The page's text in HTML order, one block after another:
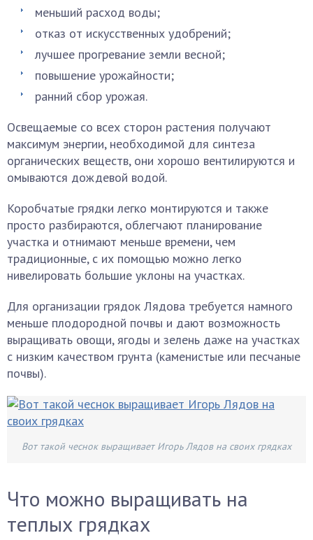
меньший расход воды;
отказ от искусственных удобрений;
лучшее прогревание земли весной;
повышение урожайности;
ранний сбор урожая.
Освещаемые со всех сторон растения получают
максимум энергии, необходимой для синтеза
органических веществ, они хорошо вентилируются и
омываются дождевой водой.
Коробчатые грядки легко монтируются и также
просто разбираются, облегчают планирование
участка и отнимают меньше времени, чем
традиционные, с их помощью можно легко
нивелировать большие уклоны на участках.
Для организации грядок Лядова требуется намного
меньше плодородной почвы и дают возможность
выращивать овощи, ягоды и зелень даже на участках
с низким качеством грунта (каменистые или песчаные
почвы).
Вот такой чеснок выращивает Игорь Лядов на своих грядках
Что можно выращивать на
теплых грядках